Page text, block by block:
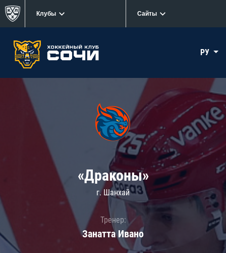
Клубы Сайты
РУ
«Драконы»
г. Шанхай
Тренер:
Занатта Иванo